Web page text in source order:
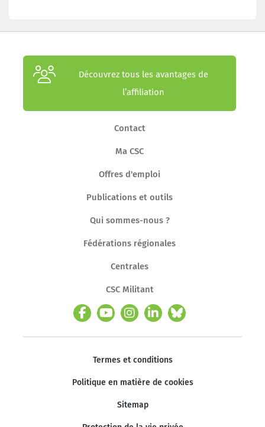
Découvrez tous les avantages de
l’affiliation
Contact
Ma CSC
Offres d'emploi
Publications et outils
Qui sommes-nous ?
Fédérations régionales
Centrales
CSC Militant
Termes et conditions
Politique en matière de cookies
Sitemap